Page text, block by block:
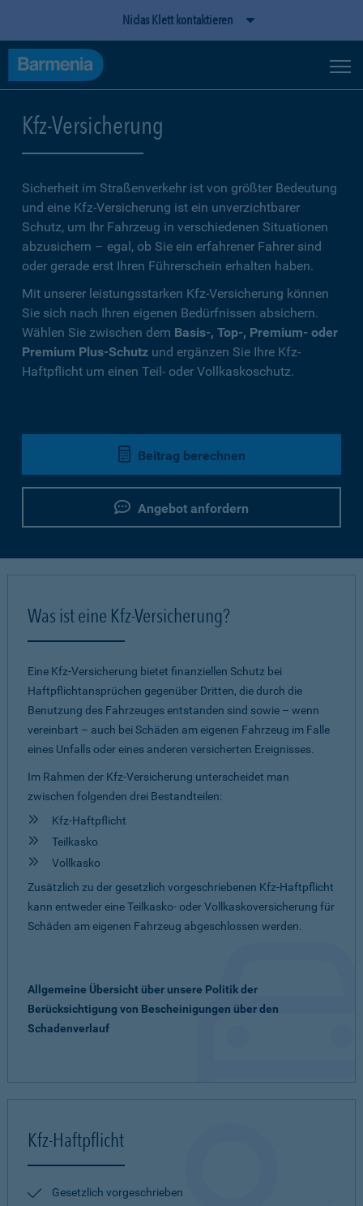
Niclas Klett kontaktieren
Kfz-Versicherung
Sicherheit im Straßenverkehr ist von größter Bedeutung
und eine Kfz-Versicherung ist ein unverzichtbarer
Schutz, um Ihr Fahrzeug in verschiedenen Situationen
abzusichern – egal, ob Sie ein erfahrener Fahrer sind
oder gerade erst Ihren Führerschein erhalten haben.
Mit unserer leistungsstarken Kfz-Versicherung können
Sie sich nach Ihren eigenen Bedürfnissen absichern.
Wählen Sie zwischen dem Basis-, Top-, Premium- oder
Premium Plus-Schutz und ergänzen Sie Ihre Kfz-
Haftpflicht um einen Teil- oder Vollkaskoschutz.
Beitrag berechnen
Angebot anfordern
Was ist eine Kfz-Versicherung?
Eine Kfz-Versicherung bietet finanziellen Schutz bei
Haftpflichtansprüchen gegenüber Dritten, die durch die
Benutzung des Fahrzeuges entstanden sind sowie – wenn
vereinbart – auch bei Schäden am eigenen Fahrzeug im Falle
eines Unfalls oder eines anderen versicherten Ereignisses.
Im Rahmen der Kfz-Versicherung unterscheidet man
zwischen folgenden drei Bestandteilen:
Kfz-Haftpflicht
Teilkasko
Vollkasko
Zusätzlich zu der gesetzlich vorgeschriebenen Kfz-Haftpflicht
kann entweder eine Teilkasko- oder Vollkaskoversicherung für
Schäden am eigenen Fahrzeug abgeschlossen werden.
Allgemeine Übersicht über unsere Politik der
Berücksichtigung von Bescheinigungen über den
Schadenverlauf
Kfz-Haftpflicht
Gesetzlich vorgeschrieben